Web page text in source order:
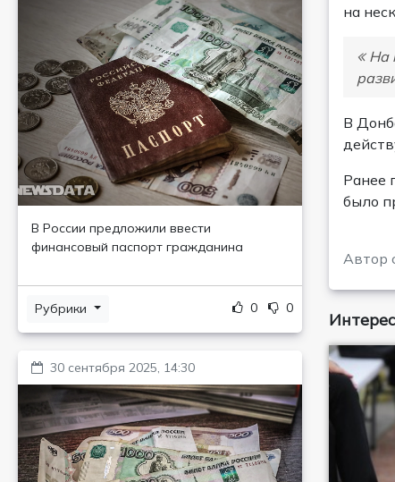
В России предложили ввести
финансовый паспорт гражданина
Рубрики 0 0
30 сентября 2025, 14:30
на
На
В
Ранее
было
Автор